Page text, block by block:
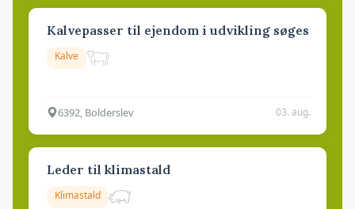
Kalvepasser til ejendom i udvikling søges
Kalve
6392, Bolderslev 03. aug.
Leder til klimastald
Klimastald